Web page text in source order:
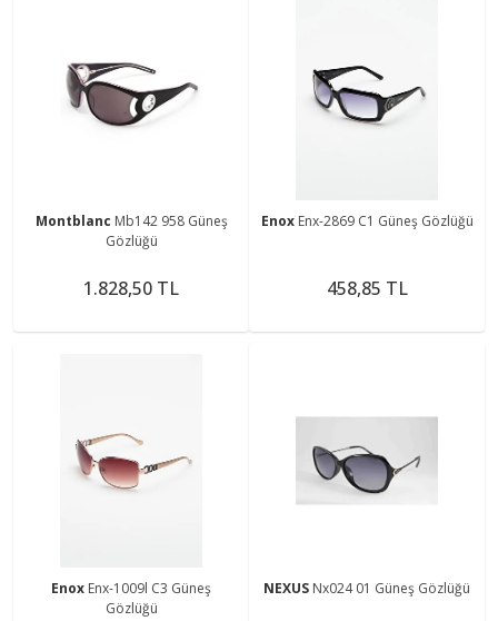
Montblanc Mb142 958 Güneş
Gözlüğü
1.828,50 TL
Enox Enx-2869 C1 Güneş Gözlüğü
458,85 TL
Enox Enx-1009l C3 Güneş
Gözlüğü
NEXUS Nx024 01 Güneş Gözlüğü